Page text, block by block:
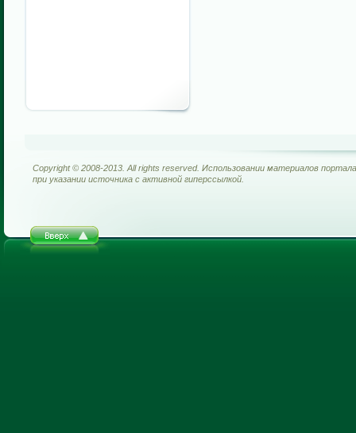
Copyright © 2008-2013. All rights reserved. Использовании материалов
при указании источника с активной гиперссылкой.